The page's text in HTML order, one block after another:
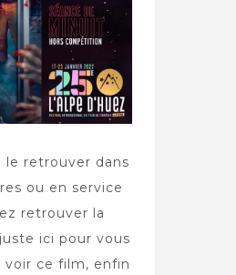
le retrouver dans
ou en service
retrouver la
ici pour vous
voir ce film, enfin